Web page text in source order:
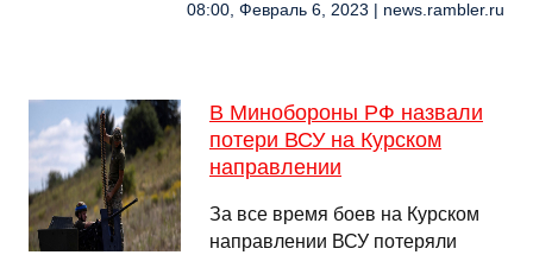
08:00, Февраль 6, 2023 | news.rambler.ru
В Минобороны РФ назвали
потери ВСУ на Курском
направлении
За все время боев на Курском
направлении ВСУ потеряли